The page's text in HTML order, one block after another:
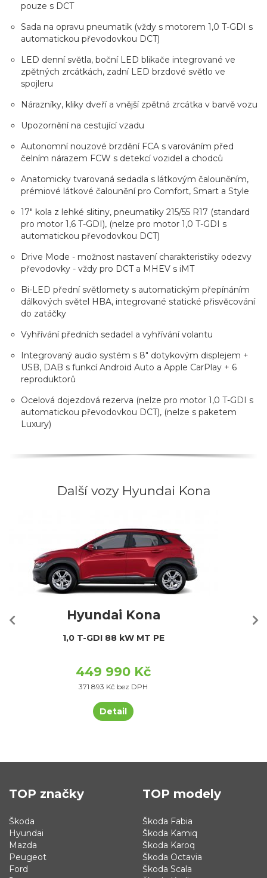
pouze s DCT
Sada na opravu pneumatik (vždy s motorem 1,0 T-GDI s
automatickou převodovkou DCT)
LED denní světla, boční LED blikače integrované ve
zpětných zrcátkách, zadní LED brzdové světlo ve
spojleru
Nárazníky, kliky dveří a vnější zpětná zrcátka v barvě vozu
Upozornění na cestující vzadu
Autonomní nouzové brzdění FCA s varováním před
čelním nárazem FCW s detekcí vozidel a chodců
Anatomicky tvarovaná sedadla s látkovým čalouněním,
prémiové látkové čalounění pro Comfort, Smart a Style
17" kola z lehké slitiny, pneumatiky 215/55 R17 (standard
pro motor 1,6 T-GDI), (nelze pro motor 1,0 T-GDI s
automatickou převodovkou DCT)
Drive Mode - možnost nastavení charakteristiky odezvy
převodovky - vždy pro DCT a MHEV s iMT
Bi-LED přední světlomety s automatickým přepínáním
dálkových světel HBA, integrované statické přisvěcování
do zatáčky
Vyhřívání předních sedadel a vyhřívání volantu
Integrovaný audio systém s 8" dotykovým displejem +
USB, DAB s funkcí Android Auto a Apple CarPlay + 6
reproduktorů
Ocelová dojezdová rezerva (nelze pro motor 1,0 T-GDI s
automatickou převodovkou DCT), (nelze s paketem
Luxury)
Další vozy Hyundai Kona
Hyundai Kona
1,0 T-GDI 88 kW MT PE
449 990 Kč
371 893 Kč bez DPH
Detail
TOP značky
Škoda
Hyundai
Mazda
Peugeot
Ford
TOP modely
Škoda Fabia
Škoda Kamiq
Škoda Karoq
Škoda Octavia
Škoda Scala